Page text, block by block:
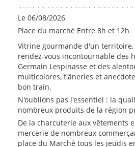
Le 06/08/2026
Place du marché Entre 8h et 12h
Vitrine gourmande d'un territoire,
rendez-vous incontournable des
Germain Lespinasse et des
multicolores, flâneries et
bon train.
N'oublions pas l'essentiel : la
nombreux produits de la région
De la charcuterie aux vêtements
mercerie de nombreux
place du Marché tous les jeudis